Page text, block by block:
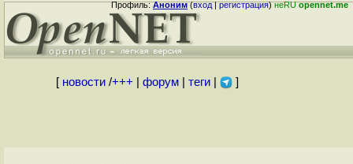
Профиль:Аноним(вход|регистрация)неRUopennet.me
[ новости/+++ форум| теги| ]